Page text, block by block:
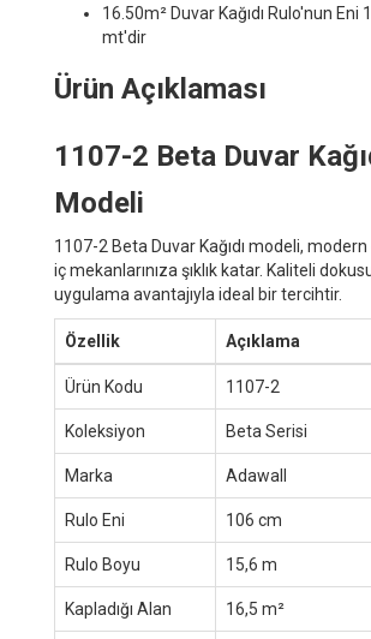
16.50m² Duvar Kağıdı Rulo'nun Eni
mt'dir
Ürün Açıklaması
1107-2 Beta Duvar
Modeli
1107-2 Beta Duvar Kağıdı modeli,
iç mekanlarınıza şıklık katar. Kaliteli
uygulama avantajıyla ideal bir tercihtir.
Özellik Açıklama
Ürün Kodu 1107-2
Koleksiyon Beta Serisi
Marka Adawall
Rulo Eni 106 cm
Rulo Boyu 15,6 m
Kapladığı Alan 16,5 m²